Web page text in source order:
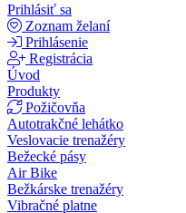
Prihlásiť sa
Zoznam želaní
Prihlásenie
Registrácia
Úvod
Produkty
Požičovňa
Autotrakčné lehátko
Veslovacie trenažéry
Bežecké pásy
Air Bike
Bežkárske trenažéry
Vibračné platne